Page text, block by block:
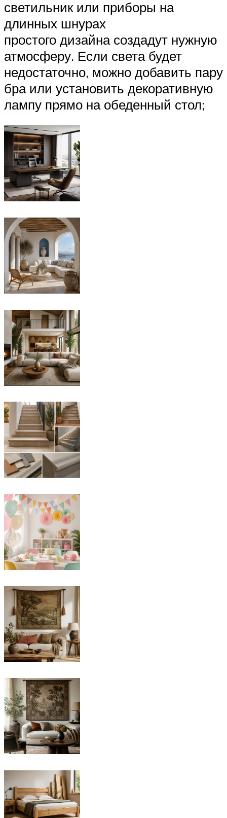
светильник или приборы на
длинных шнурах
простого дизайна создадут нужную
атмосферу. Если света будет
недостаточно, можно добавить пару
бра или установить декоративную
лампу прямо на обеденный стол;